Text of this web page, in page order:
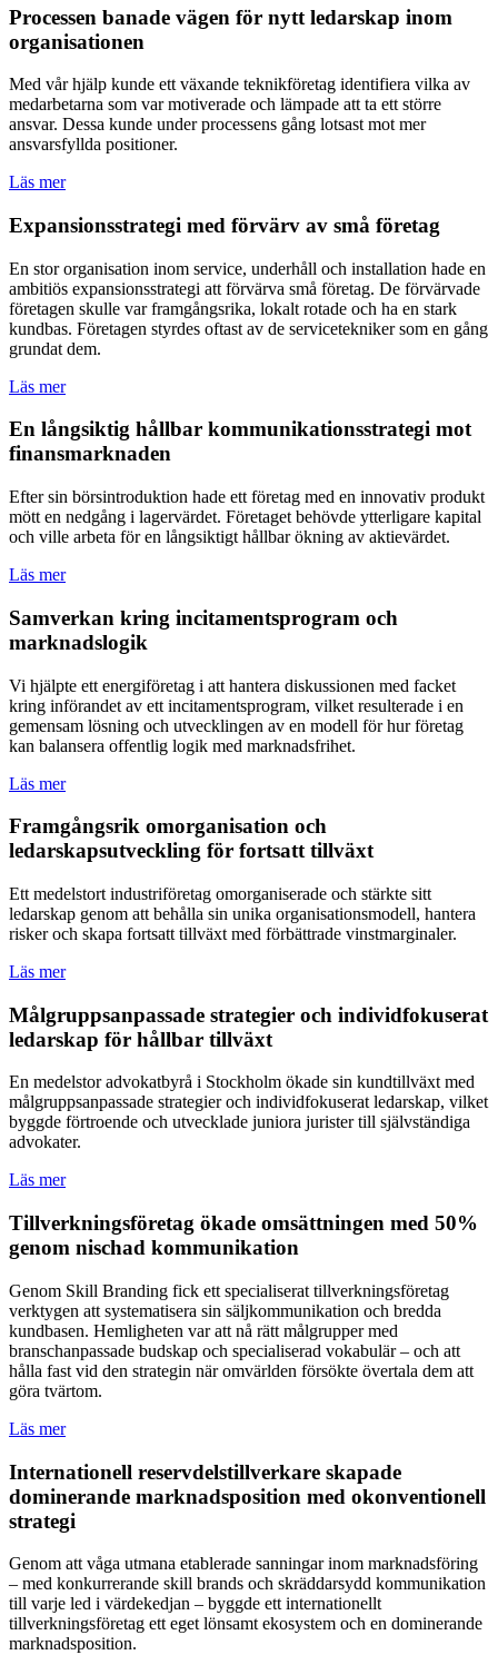
Processen banade vägen för nytt ledarskap inom
organisationen
Med vår hjälp kunde ett växande teknikföretag identifiera vilka av
medarbetarna som var motiverade och lämpade att ta ett större
ansvar. Dessa kunde under processens gång lotsast mot mer
ansvarsfyllda positioner.
Läs mer
Expansionsstrategi med förvärv av små företag
En stor organisation inom service, underhåll och installation hade en
ambitiös expansionsstrategi att förvärva små företag. De förvärvade
företagen skulle var framgångsrika, lokalt rotade och ha en stark
kundbas. Företagen styrdes oftast av de servicetekniker som en gång
grundat dem.
Läs mer
En långsiktig hållbar kommunikationsstrategi mot
finansmarknaden
Efter sin börsintroduktion hade ett företag med en innovativ produkt
mött en nedgång i lagervärdet. Företaget behövde ytterligare kapital
och ville arbeta för en långsiktigt hållbar ökning av aktievärdet.
Läs mer
Samverkan kring incitamentsprogram och
marknadslogik
Vi hjälpte ett energiföretag i att hantera diskussionen med facket
kring införandet av ett incitamentsprogram, vilket resulterade i en
gemensam lösning och utvecklingen av en modell för hur företag
kan balansera offentlig logik med marknadsfrihet.
Läs mer
Framgångsrik omorganisation och
ledarskapsutveckling för fortsatt tillväxt
Ett medelstort industriföretag omorganiserade och stärkte sitt
ledarskap genom att behålla sin unika organisationsmodell, hantera
risker och skapa fortsatt tillväxt med förbättrade vinstmarginaler.
Läs mer
Målgruppsanpassade strategier och individfokuserat
ledarskap för hållbar tillväxt
En medelstor advokatbyrå i Stockholm ökade sin kundtillväxt med
målgruppsanpassade strategier och individfokuserat ledarskap, vilket
byggde förtroende och utvecklade juniora jurister till självständiga
advokater.
Läs mer
Tillverkningsföretag ökade omsättningen med 50%
genom nischad kommunikation
Genom Skill Branding fick ett specialiserat tillverkningsföretag
verktygen att systematisera sin säljkommunikation och bredda
kundbasen. Hemligheten var att nå rätt målgrupper med
branschanpassade budskap och specialiserad vokabulär – och att
hålla fast vid den strategin när omvärlden försökte övertala dem att
göra tvärtom.
Läs mer
Internationell reservdelstillverkare skapade
dominerande marknadsposition med okonventionell
strategi
Genom att våga utmana etablerade sanningar inom marknadsföring
– med konkurrerande skill brands och skräddarsydd kommunikation
till varje led i värdekedjan – byggde ett internationellt
tillverkningsföretag ett eget lönsamt ekosystem och en dominerande
marknadsposition.